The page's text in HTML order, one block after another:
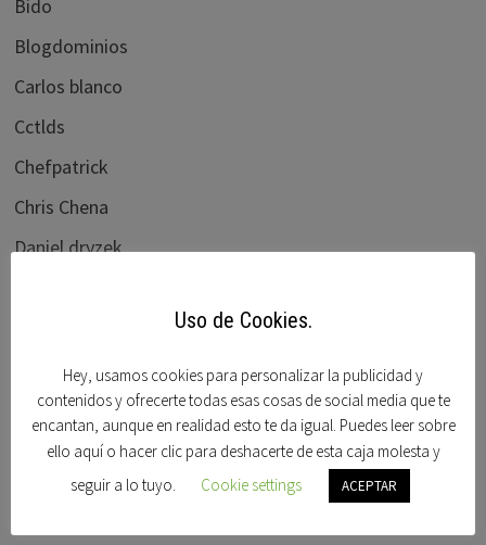
Bido
Blogdominios
Carlos blanco
Cctlds
Chefpatrick
Chris Chena
Daniel dryzek
Dnjournal
Domain name wire
Domaining
Dominios clave
Uso de Cookies.
Hey, usamos cookies para personalizar la publicidad y
contenidos y ofrecerte todas esas cosas de social media que te
encantan, aunque en realidad esto te da igual. Puedes leer sobre
ello aquí o hacer clic para deshacerte de esta caja molesta y
seguir a lo tuyo.
Cookie settings ACEPTAR